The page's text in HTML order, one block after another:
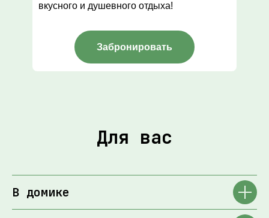
вкусного и душевного отдыха!
Забронировать
Для вас
В домике